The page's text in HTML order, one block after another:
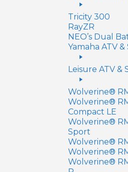
Tricity 300
RayZR
NEO’s Dual
Yamaha ATV
Leisure ATV &
Wolverine®
Wolverine®
Compact LE
Wolverine®
Sport
Wolverine®
Wolverine®
Wolverine®